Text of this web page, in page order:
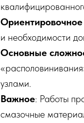
и необходимости
Основные
узлами.
Важное: Работы
смазочные